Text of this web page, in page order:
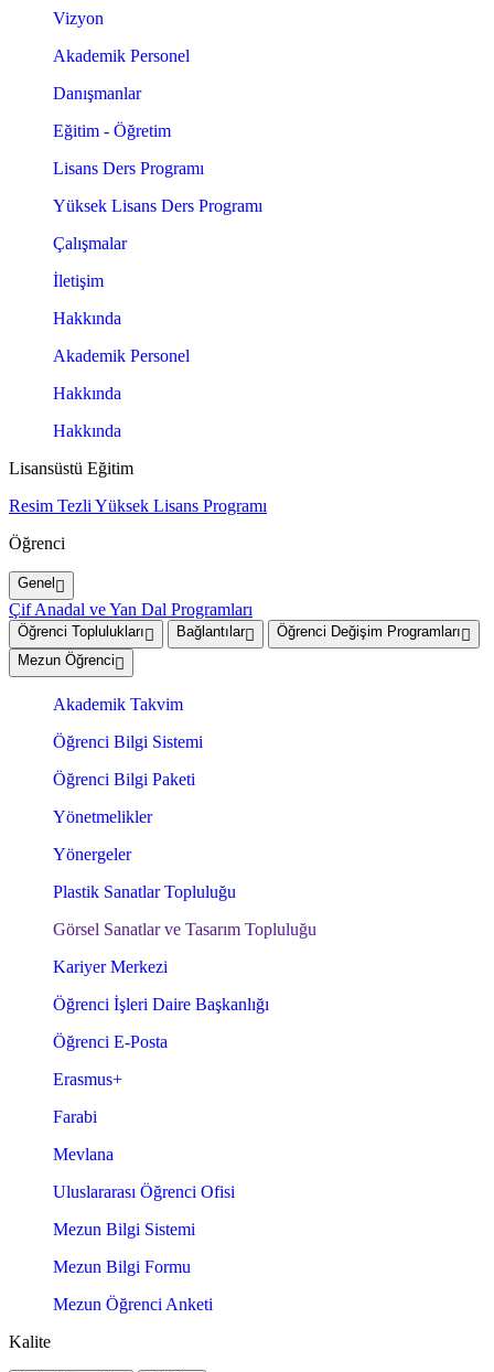
Vizyon
Akademik Personel
Danışmanlar
Eğitim - Öğretim
Lisans Ders Programı
Yüksek Lisans Ders Programı
Çalışmalar
İletişim
Hakkında
Akademik Personel
Hakkında
Hakkında
Lisansüstü Eğitim
Resim Tezli Yüksek Lisans Programı
Öğrenci
Genel
Çif Anadal ve Yan Dal Programları
Öğrenci Toplulukları Bağlantılar
Öğrenci Değişim Programları
Mezun Öğrenci
Akademik Takvim
Öğrenci Bilgi Sistemi
Öğrenci Bilgi Paketi
Yönetmelikler
Yönergeler
Plastik Sanatlar Topluluğu
Görsel Sanatlar ve Tasarım Topluluğu
Kariyer Merkezi
Öğrenci İşleri Daire Başkanlığı
Öğrenci E-Posta
Erasmus+
Farabi
Mevlana
Uluslararası Öğrenci Ofisi
Mezun Bilgi Sistemi
Mezun Bilgi Formu
Mezun Öğrenci Anketi
Kalite